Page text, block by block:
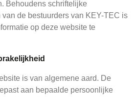
Behoudens schriftelijke
de bestuurders van KEY-TEC is
op deze website te
is van algemene aard. De
aan bepaalde persoonlijke